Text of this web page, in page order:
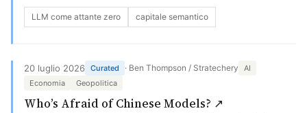
LLM come attante zero capitale semantico
20 luglio 2026 Curated · Ben Thompson / Stratechery
AI
Economia
Geopolitica
Who’s Afraid of Chinese Models? ↗